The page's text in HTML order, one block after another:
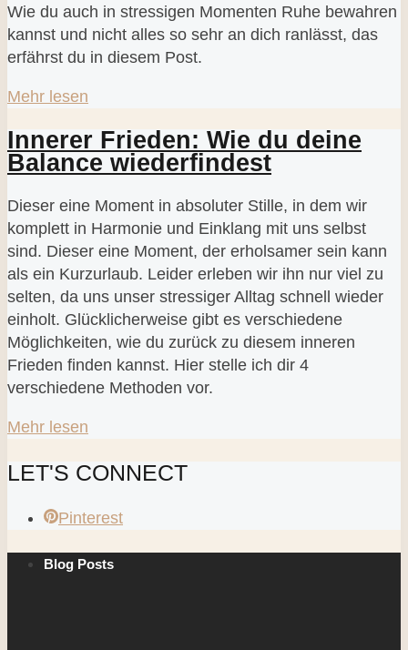
Wie du auch in stressigen Momenten Ruhe bewahren
kannst und nicht alles so sehr an dich ranlässt, das
erfährst du in diesem Post.
Mehr lesen
Innerer Frieden: Wie du deine
Balance wiederfindest
Dieser eine Moment in absoluter Stille, in dem wir
komplett in Harmonie und Einklang mit uns selbst
sind. Dieser eine Moment, der erholsamer sein kann
als ein Kurzurlaub. Leider erleben wir ihn nur viel zu
selten, da uns unser stressiger Alltag schnell wieder
einholt. Glücklicherweise gibt es verschiedene
Möglichkeiten, wie du zurück zu diesem inneren
Frieden finden kannst. Hier stelle ich dir 4
verschiedene Methoden vor.
Mehr lesen
LET'S CONNECT
Pinterest
Blog Posts